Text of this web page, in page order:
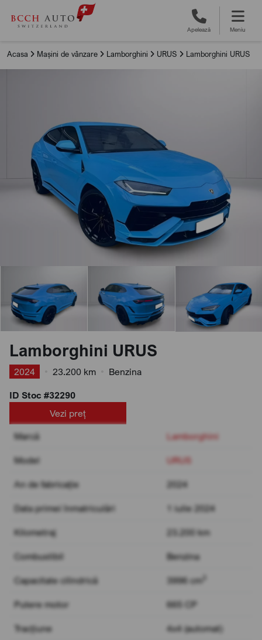
Apelează Meniu
Acasa Mașini de vânzare Lamborghini URUS Lamborghini URUS
Lamborghini URUS
2024 23.200 km
Benzina
ID Stoc #32290
Vezi preț
Marcă
Lamborghini
Model URUS
An de fabricație 2024
Data primei înmatriculări 1 iulie 2024
Kilometraj 23.200 km
Combustibil Benzina
Capacitate cilindrică 3996 cm
Putere motor 665 CP
Tracțiune 4x4 (automat)